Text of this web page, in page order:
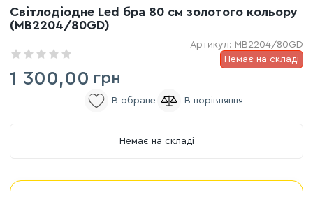
Світлодіодне Led бра 80 см золотого кольору
(MB2204/80GD)
Артикул: MB2204/80GD
Немає на складі
1 300,00 грн
Немає на складі